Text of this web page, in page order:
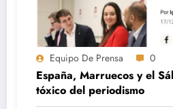
Equipo De Prensa 0
España, Marruecos y el
tóxico del periodismo